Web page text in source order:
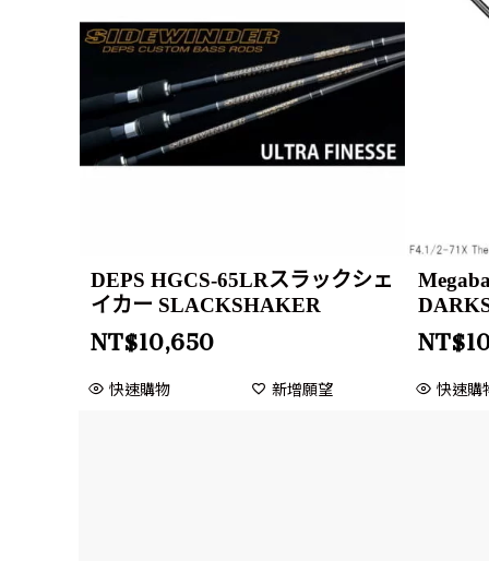
DEPS HGCS-65LRスラックシェ
イカー SLACKSHAKER
NT$10,650
快速購物 新增願望
NT$
快速購